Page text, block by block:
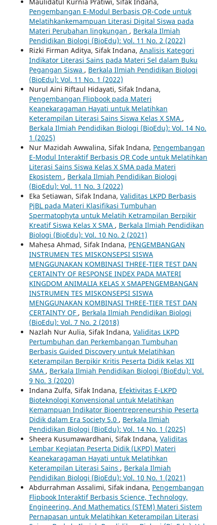
Pengembangan E-Modul Berbasis QR-Code untuk
Melatihkankemampuan Literasi Digital Siswa pada
Materi Perubahan lingkungan , Berkala Ilmiah
Pendidikan Biologi (BioEdu): Vol. 11 No. 2 (2022)
Rizki Firman Aditya, Sifak Indana, Analisis Kategori
Indikator Literasi Sains pada Materi Sel dalam Buku
Pegangan Siswa , Berkala Ilmiah Pendidikan Biologi
(BioEdu): Vol. 11 No. 1 (2022)
Nurul Aini Riftaul Hidayati, Sifak Indana,
Pengembangan Flipbook pada Materi
Keanekaragaman Hayati untuk Melatihkan
Keterampilan Literasi Sains Siswa Kelas X SMA ,
Berkala Ilmiah Pendidikan Biologi (BioEdu): Vol. 14 No.
1 (2025)
Nur Mazidah Awwalina, Sifak Indana, Pengembangan
E-Modul Interaktif Berbasis QR Code untuk Melatihkan
Literasi Sains Siswa Kelas X SMA pada Materi
Ekosistem , Berkala Ilmiah Pendidikan Biologi
(BioEdu): Vol. 11 No. 3 (2022)
Eka Setiawan, Sifak Indana, Validitas LKPD Berbasis
PjBL pada Materi Klasifikasi Tumbuhan
Spermatophyta untuk Melatih Ketrampilan Berpikir
Kreatif Siswa Kelas X SMA , Berkala Ilmiah Pendidikan
Biologi (BioEdu): Vol. 10 No. 2 (2021)
Mahesa Ahmad, Sifak Indana, PENGEMBANGAN
INSTRUMEN TES MISKONSEPSI SISWA
MENGGUNAKAN KOMBINASI THREE-TIER TEST DAN
CERTAINTY OF RESPONSE INDEX PADA MATERI
KINGDOM ANIMALIA KELAS X SMAPENGEMBANGAN
INSTRUMEN TES MISKONSEPSI SISWA
MENGGUNAKAN KOMBINASI THREE-TIER TEST DAN
CERTAINTY OF , Berkala Ilmiah Pendidikan Biologi
(BioEdu): Vol. 7 No. 2 (2018)
Nazlah Nur Aulia, Sifak Indana, Validitas LKPD
Pertumbuhan dan Perkembangan Tumbuhan
Berbasis Guided Discovery untuk Melatihkan
Keterampilan Berpikir Kritis Peserta Didik Kelas XII
SMA , Berkala Ilmiah Pendidikan Biologi (BioEdu): Vol.
9 No. 3 (2020)
Indana Zulfa, Sifak Indana, Efektivitas E-LKPD
Bioteknologi Konvensional untuk Melatihkan
Kemampuan Indikator Bioentrepreneurship Peserta
Didik dalam Era Society 5.0 , Berkala Ilmiah
Pendidikan Biologi (BioEdu): Vol. 14 No. 1 (2025)
Sheera Kusumawardhani, Sifak Indana, Validitas
Lembar Kegiatan Peserta Didik (LKPD) Materi
Keanekaragaman Hayati untuk Melatihkan
Keterampilan Literasi Sains , Berkala Ilmiah
Pendidikan Biologi (BioEdu): Vol. 10 No. 1 (2021)
Abdurrahman Assalimi, Sifak indana, Pengembangan
Flipbook Interaktif Berbasis Science, Technology,
Engineering, And Mathematics (STEM) Materi Sistem
Pernapasan untuk Melatihkan Keterampilan Literasi